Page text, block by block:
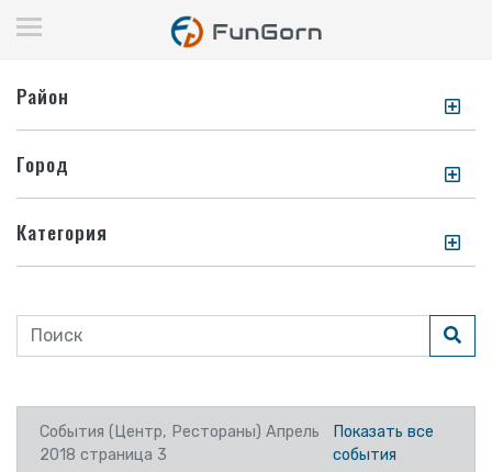
Район
Город
Категория
События (Центр, Рестораны) Апрель
2018 страница 3
Показать все
события